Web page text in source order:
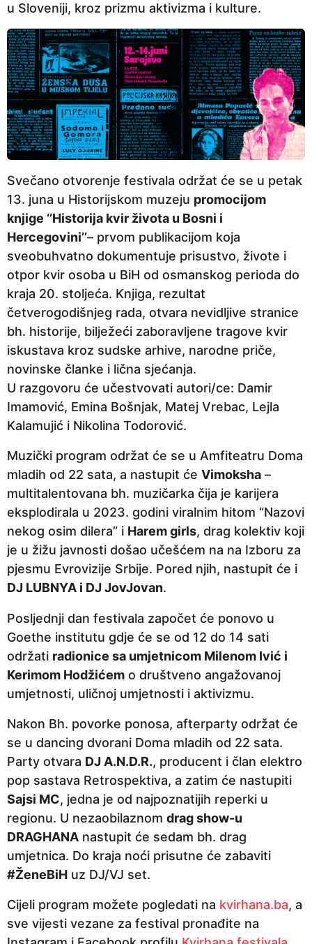
u Sloveniji, kroz prizmu aktivizma i kulture.
Svečano otvorenje festivala održat će se u petak
13. juna u Historijskom muzeju promocijom
knjige ‘’Historija kvir života u Bosni i
Hercegovini’’– prvom publikacijom koja
sveobuhvatno dokumentuje prisustvo, živote i
otpor kvir osoba u BiH od osmanskog perioda do
kraja 20. stoljeća. Knjiga, rezultat
četverogodišnjeg rada, otvara nevidljive stranice
bh. historije, bilježeći zaboravljene tragove kvir
iskustava kroz sudske arhive, narodne priče,
novinske članke i lična sjećanja.
U razgovoru će učestvovati autori/ce: Damir
Imamović, Emina Bošnjak, Matej Vrebac, Lejla
Kalamujić i Nikolina Todorović.
Muzički program održat će se u Amfiteatru Doma
mladih od 22 sata, a nastupit će Vimoksha –
multitalentovana bh. muzičarka čija je karijera
eksplodirala u 2023. godini viralnim hitom “Nazovi
nekog osim dilera” i Harem girls, drag kolektiv koji
je u žižu javnosti došao učešćem na na Izboru za
pjesmu Evrovizije Srbije. Pored njih, nastupit će i
DJ LUBNYA i DJ JovJovan.
Posljednji dan festivala započet će ponovo u
Goethe institutu gdje će se od 12 do 14 sati
održati radionice sa umjetnicom Milenom Ivić i
Kerimom Hodžićem o društveno angažovanoj
umjetnosti, uličnoj umjetnosti i aktivizmu.
Nakon Bh. povorke ponosa, afterparty održat će
se u dancing dvorani Doma mladih od 22 sata.
Party otvara DJ A.N.D.R., producent i član elektro
pop sastava Retrospektiva, a zatim će nastupiti
Sajsi MC, jedna je od najpoznatijih reperki u
regionu. U nezaobilaznom drag show-u
DRAGHANA nastupit će sedam bh. drag
umjetnica. Do kraja noći prisutne će zabaviti
#ŽeneBiH uz DJ/VJ set.
Cijeli program možete pogledati na kvirhana.ba, a
sve vijesti vezane za festival pronađite na